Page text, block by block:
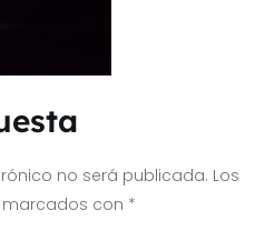
no será publicada. Los
con *